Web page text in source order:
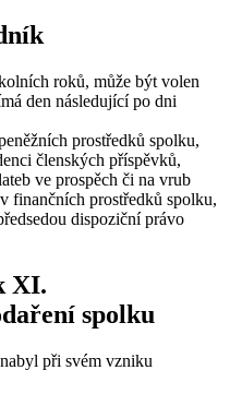
roků, může být volen
den následující po dni
prostředků spolku,
členských příspěvků,
ve prospěch či na vrub
finančních prostředků spolku,
dispoziční právo
XI.
spolku
při svém vzniku